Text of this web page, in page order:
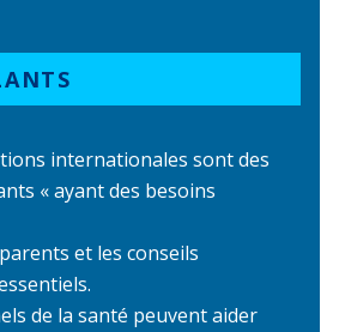
internationales sont des
« ayant des besoins
et les conseils
de la santé peuvent aider